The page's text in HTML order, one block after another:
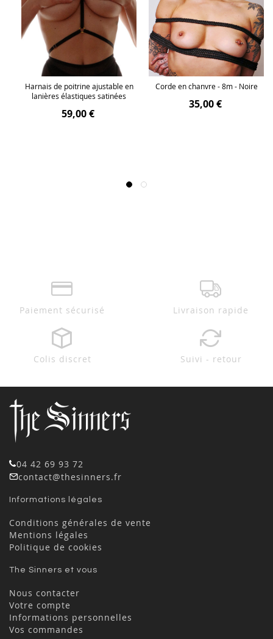
Harnais de poitrine ajustable en
lanières élastiques satinées
59,00 €
Corde en chanvre - 8m - Noire
35,00 €
Paiement sécurisé Livraison rapide
Colis discret Suivi - retour
04 42 69 93 72
contact@thesinners.fr
Informations légales
Conditions générales de vente
Mentions légales
Politique de cookies
The Sinners et vous
Nous contacter
Votre compte
Informations personnelles
Vos commandes